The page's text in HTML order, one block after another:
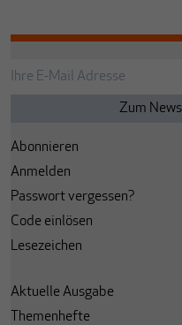
Abonnieren
Anmelden
Passwort vergessen?
Code einlösen
Lesezeichen
Aktuelle Ausgabe
Themenhefte